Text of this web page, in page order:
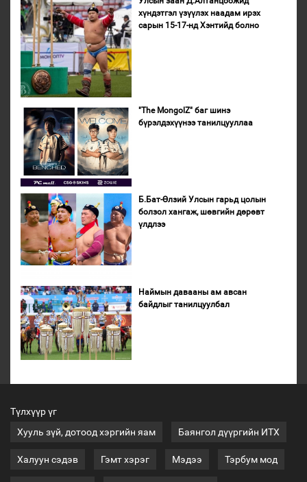
хүндэтгэл үзүүлэх наадам ирэх
сарын 15-17-нд Хэнтийд болно
"The MongolZ" баг шинэ
бүрэлдэхүүнээ танилцууллаа
Б.Бат-Өлзий Улсын гарьд цолын
болзол хангаж, шөвгийн дөрөвт
үлдлээ
Наймын давааны ам авсан
байдлыг танилцуулбал
Түлхүүр үг
Хууль зүй, дотоод хэргийн яам
Баянгол дүүргийн ИТХ
Халуун сэдэв Гэмт хэрэг Мэдээ Тэрбум мод